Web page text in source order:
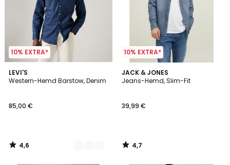
10% EXTRA*
LEVI'S
Western-Hemd Barstow, Denim
85,00 €
4,6
/ 5
3
Farben
4,6
/
10% EXTRA*
JACK & JONES
Jeans-Hemd, Slim-Fit
39,99 €
4,7
/ 5
4,7
/